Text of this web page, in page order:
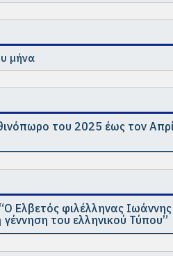
μήνα
του 2025 έως τον
Ελβετός φιλέλληνας Ιωάννης
του ελληνικού Τύπου”